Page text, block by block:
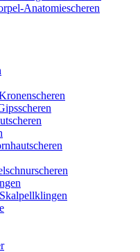
Anatomiescheren